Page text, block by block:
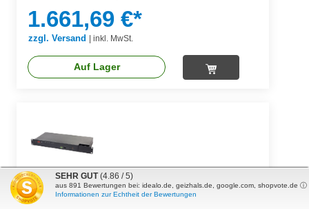
1.661,69 €*
zzgl. Versand | inkl. MwSt.
Auf Lager
APC KVM 2G Analog - KVM-Switch - CAT5 -
8 x KVM
SEHR GUT (4.86 / 5)
aus 891 Bewertungen bei: idealo.de, geizhals.de, google.com, shopvote.de ⓘ
Informationen zur Echtheit der Bewertungen